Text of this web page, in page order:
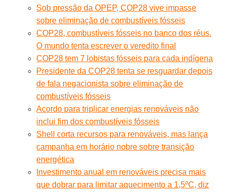
Sob pressão da OPEP, COP28 vive impasse
sobre eliminação de combustíveis fósseis
COP28, combustíveis fósseis no banco dos réus.
O mundo tenta escrever o veredito final
COP28 tem 7 lobistas fósseis para cada indígena
Presidente da COP28 tenta se resguardar depois
de fala negacionista sobre eliminação de
combustíveis fósseis
Acordo para triplicar energias renováveis não
inclui fim dos combustíveis fósseis
Shell corta recursos para renováveis, mas lança
campanha em horário nobre sobre transição
energética
Investimento anual em renováveis precisa mais
que dobrar para limitar aquecimento a 1,5ºC, diz